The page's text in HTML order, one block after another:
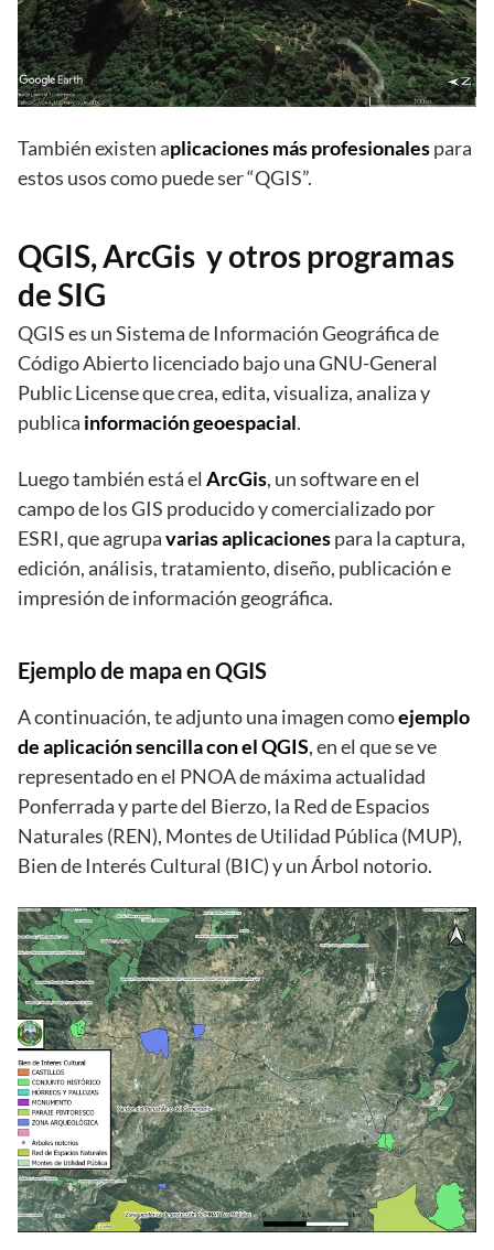
También existen aplicaciones más profesionalespara
estos usos como puede ser “QGIS”.
QGIS, ArcGis y otros programas
de SIG
QGIS es un Sistema de Información Geográfica de
Código Abierto licenciado bajo una GNU-General
Public License que crea, edita, visualiza, analiza y
publica información geoespacial.
Luego también está el ArcGis, un software en el
campo de los GIS producido y comercializado por
ESRI, que agrupavarias aplicacionespara la captura,
edición, análisis, tratamiento, diseño, publicación e
impresión de información geográfica.
Ejemplo de mapa en QGIS
A continuación, te adjunto una imagen comoejemplo
de aplicación sencilla con el QGIS, en el que se ve
representado en el PNOA de máxima actualidad
Ponferrada y parte del Bierzo, la Red de Espacios
Naturales (REN), Montes de Utilidad Pública (MUP),
Bien de Interés Cultural (BIC) y un Árbol notorio.